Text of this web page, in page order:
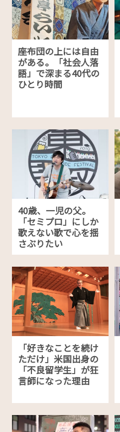
座布団の上には自由
がある。「社会人落
語」で深まる40代の
ひとり時間
40歳、一児の父。
「セミプロ」にしか
歌えない歌で心を揺
さぶりたい
「好きなことを続け
ただけ」米国出身の
「不良留学生」が狂
言師になった理由